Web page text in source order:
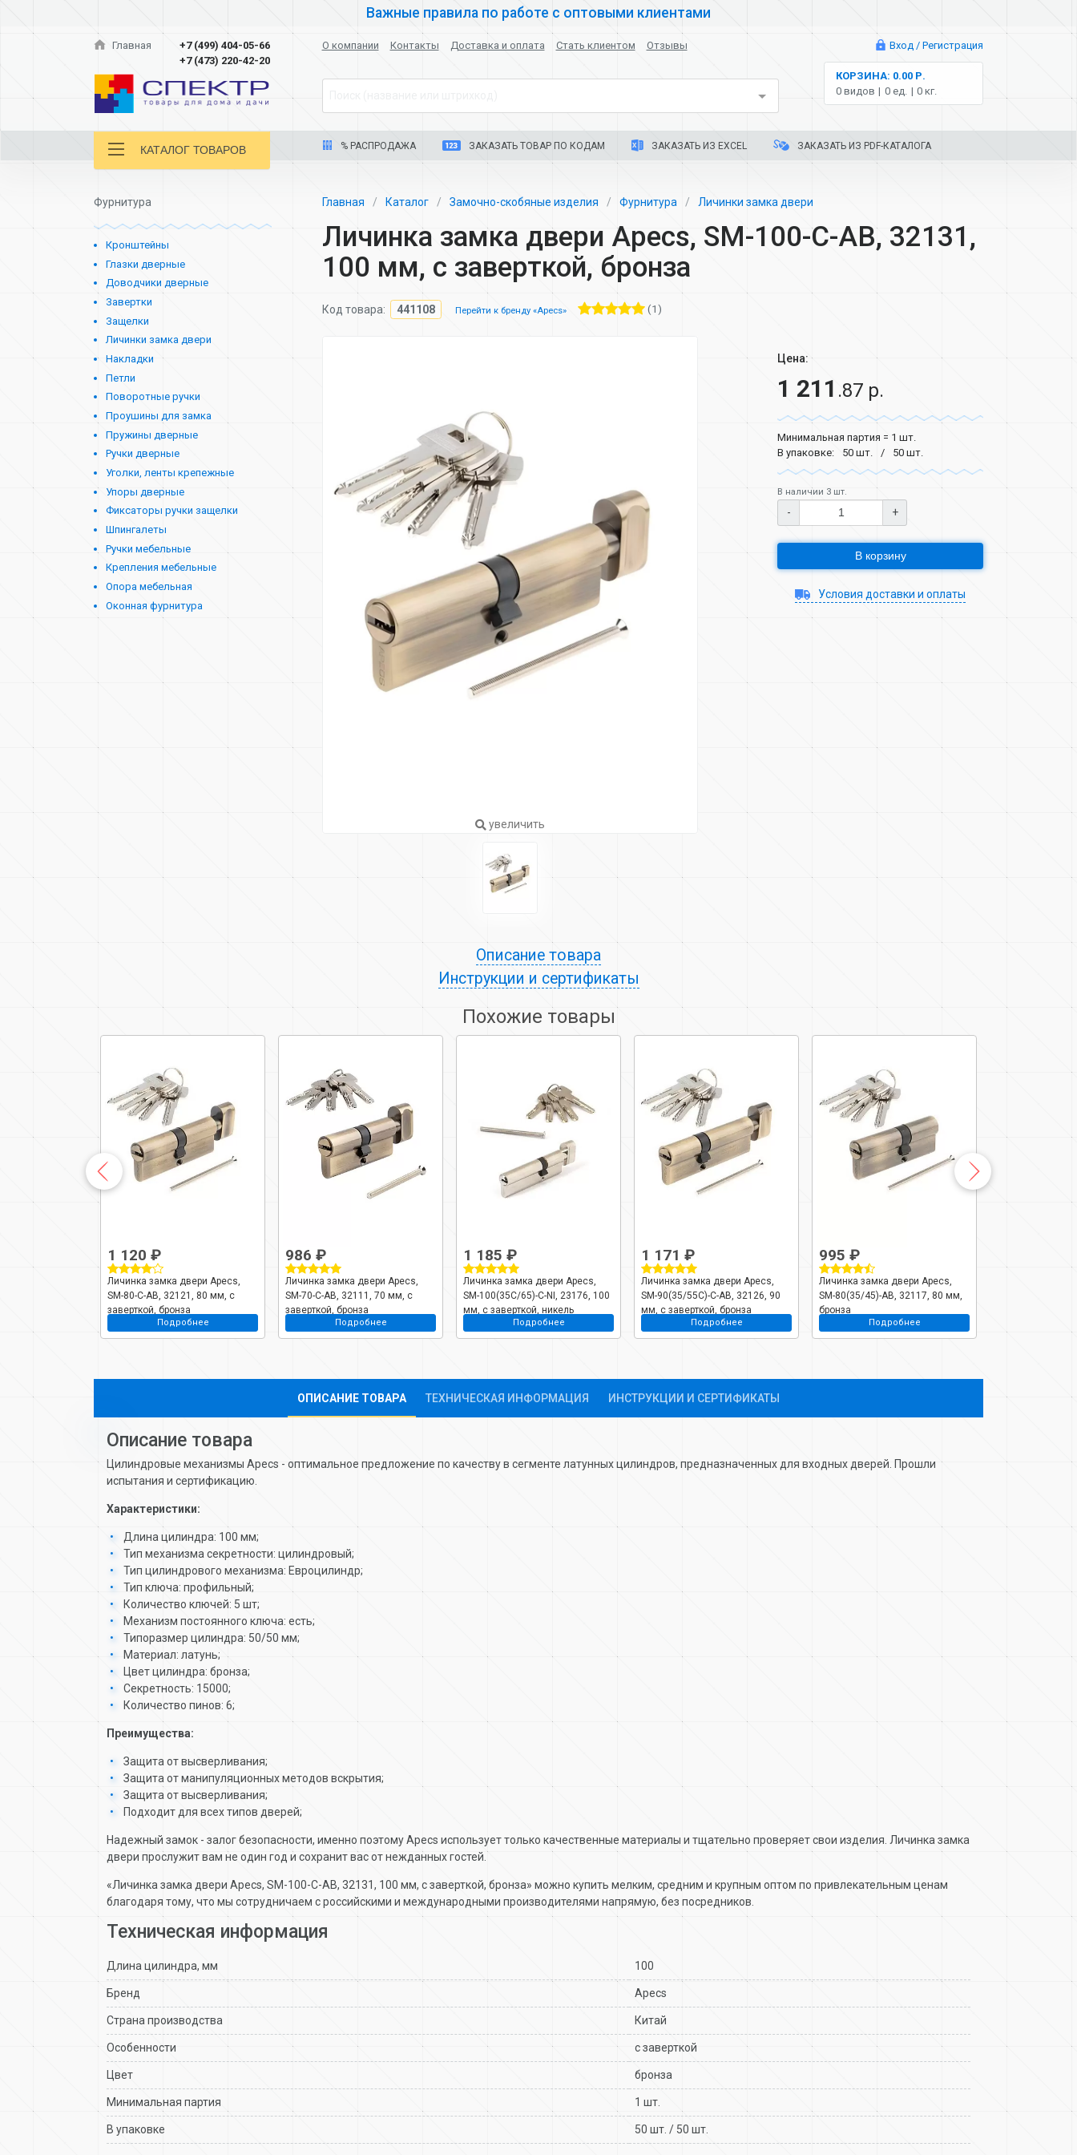
Важные правила по работе с оптовыми клиентами
Главная
+7 (499) 404-05-66
+7 (473) 220-42-20
О компании Контакты Доставка и оплата Стать клиентом Отзывы Вход / Регистрация
КОРЗИНА: 0.00 Р.
0 видов
0 ед. 0 кг.
КАТАЛОГ ТОВАРОВ % РАСПРОДАЖА ЗАКАЗАТЬ ТОВАР ПО КОДАМ ЗАКАЗАТЬ ИЗ EXCEL ЗАКАЗАТЬ ИЗ PDF-КАТАЛОГА
Фурнитура
Кронштейны
Глазки дверные
Доводчики дверные
Завертки
Защелки
Личинки замка двери
Накладки
Петли
Поворотные ручки
Проушины для замка
Пружины дверные
Ручки дверные
Уголки, ленты крепежные
Упоры дверные
Фиксаторы ручки защелки
Шпингалеты
Ручки мебельные
Крепления мебельные
Опора мебельная
Оконная фурнитура
Главная Каталог Замочно-скобяные изделия Фурнитура Личинки замка двери
Личинка замка двери Apecs, SM-100-C-AB, 32131,
100 мм, с заверткой, бронза
Код товара: 441108 Перейти к бренду «Apecs» (1)
увеличить
Цена:
1 211 .87 р.
Минимальная партия = 1 шт.
В упаковке:
50 шт. 50 шт.
В наличии 3 шт.
- +
В корзину
Условия доставки и оплаты
Описание товара
Инструкции и сертификаты
Похожие товары
1 120 ₽
Личинка замка двери Apecs,
SM-80-C-AB, 32121, 80 мм, с
заверткой, бронза
Подробнее
986 ₽
Личинка замка двери Apecs,
SM-70-C-AB, 32111, 70 мм, с
заверткой, бронза
Подробнее
1 185 ₽
Личинка замка двери Apecs,
SM-100(35C/65)-C-NI, 23176, 100
мм, с заверткой, никель
Подробнее
1 171 ₽
Личинка замка двери Apecs,
SM-90(35/55C)-C-AB, 32126, 90
мм, с заверткой, бронза
Подробнее
995 ₽
Личинка замка двери Apecs,
SM-80(35/45)-AB, 32117, 80 мм,
бронза
Подробнее
ОПИСАНИЕ ТОВАРА ТЕХНИЧЕСКАЯ ИНФОРМАЦИЯ ИНСТРУКЦИИ И СЕРТИФИКАТЫ
Описание товара
Цилиндровые механизмы Apecs - оптимальное предложение по качеству в сегменте латунных цилиндров, предназначенных для входных дверей. Прошли
испытания и сертификацию.
Характеристики:
Длина цилиндра: 100 мм;
Тип механизма секретности: цилиндровый;
Тип цилиндрового механизма: Евроцилиндр;
Тип ключа: профильный;
Количество ключей: 5 шт;
Механизм постоянного ключа: есть;
Типоразмер цилиндра: 50/50 мм;
Материал: латунь;
Цвет цилиндра: бронза;
Секретность: 15000;
Количество пинов: 6;
Преимущества:
Защита от высверливания;
Защита от манипуляционных методов вскрытия;
Защита от высверливания;
Подходит для всех типов дверей;
Надежный замок - залог безопасности, именно поэтому Apecs использует только качественные материалы и тщательно проверяет свои изделия. Личинка замка
двери прослужит вам не один год и сохранит вас от нежданных гостей.
«Личинка замка двери Apecs, SM-100-C-AB, 32131, 100 мм, с заверткой, бронза» можно купить мелким, средним и крупным оптом по привлекательным ценам
благодаря тому, что мы сотрудничаем с российскими и международными производителями напрямую, без посредников.
Техническая информация
Длина цилиндра, мм 100
Бренд Apecs
Страна производства Китай
Особенности с заверткой
Цвет бронза
Минимальная партия 1 шт.
В упаковке 50 шт. / 50 шт.